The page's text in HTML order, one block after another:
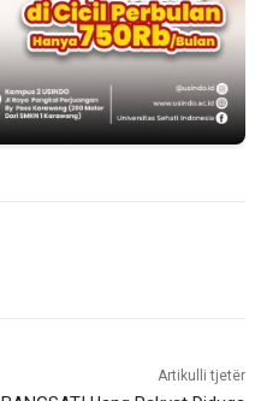
Artikulli tjetër